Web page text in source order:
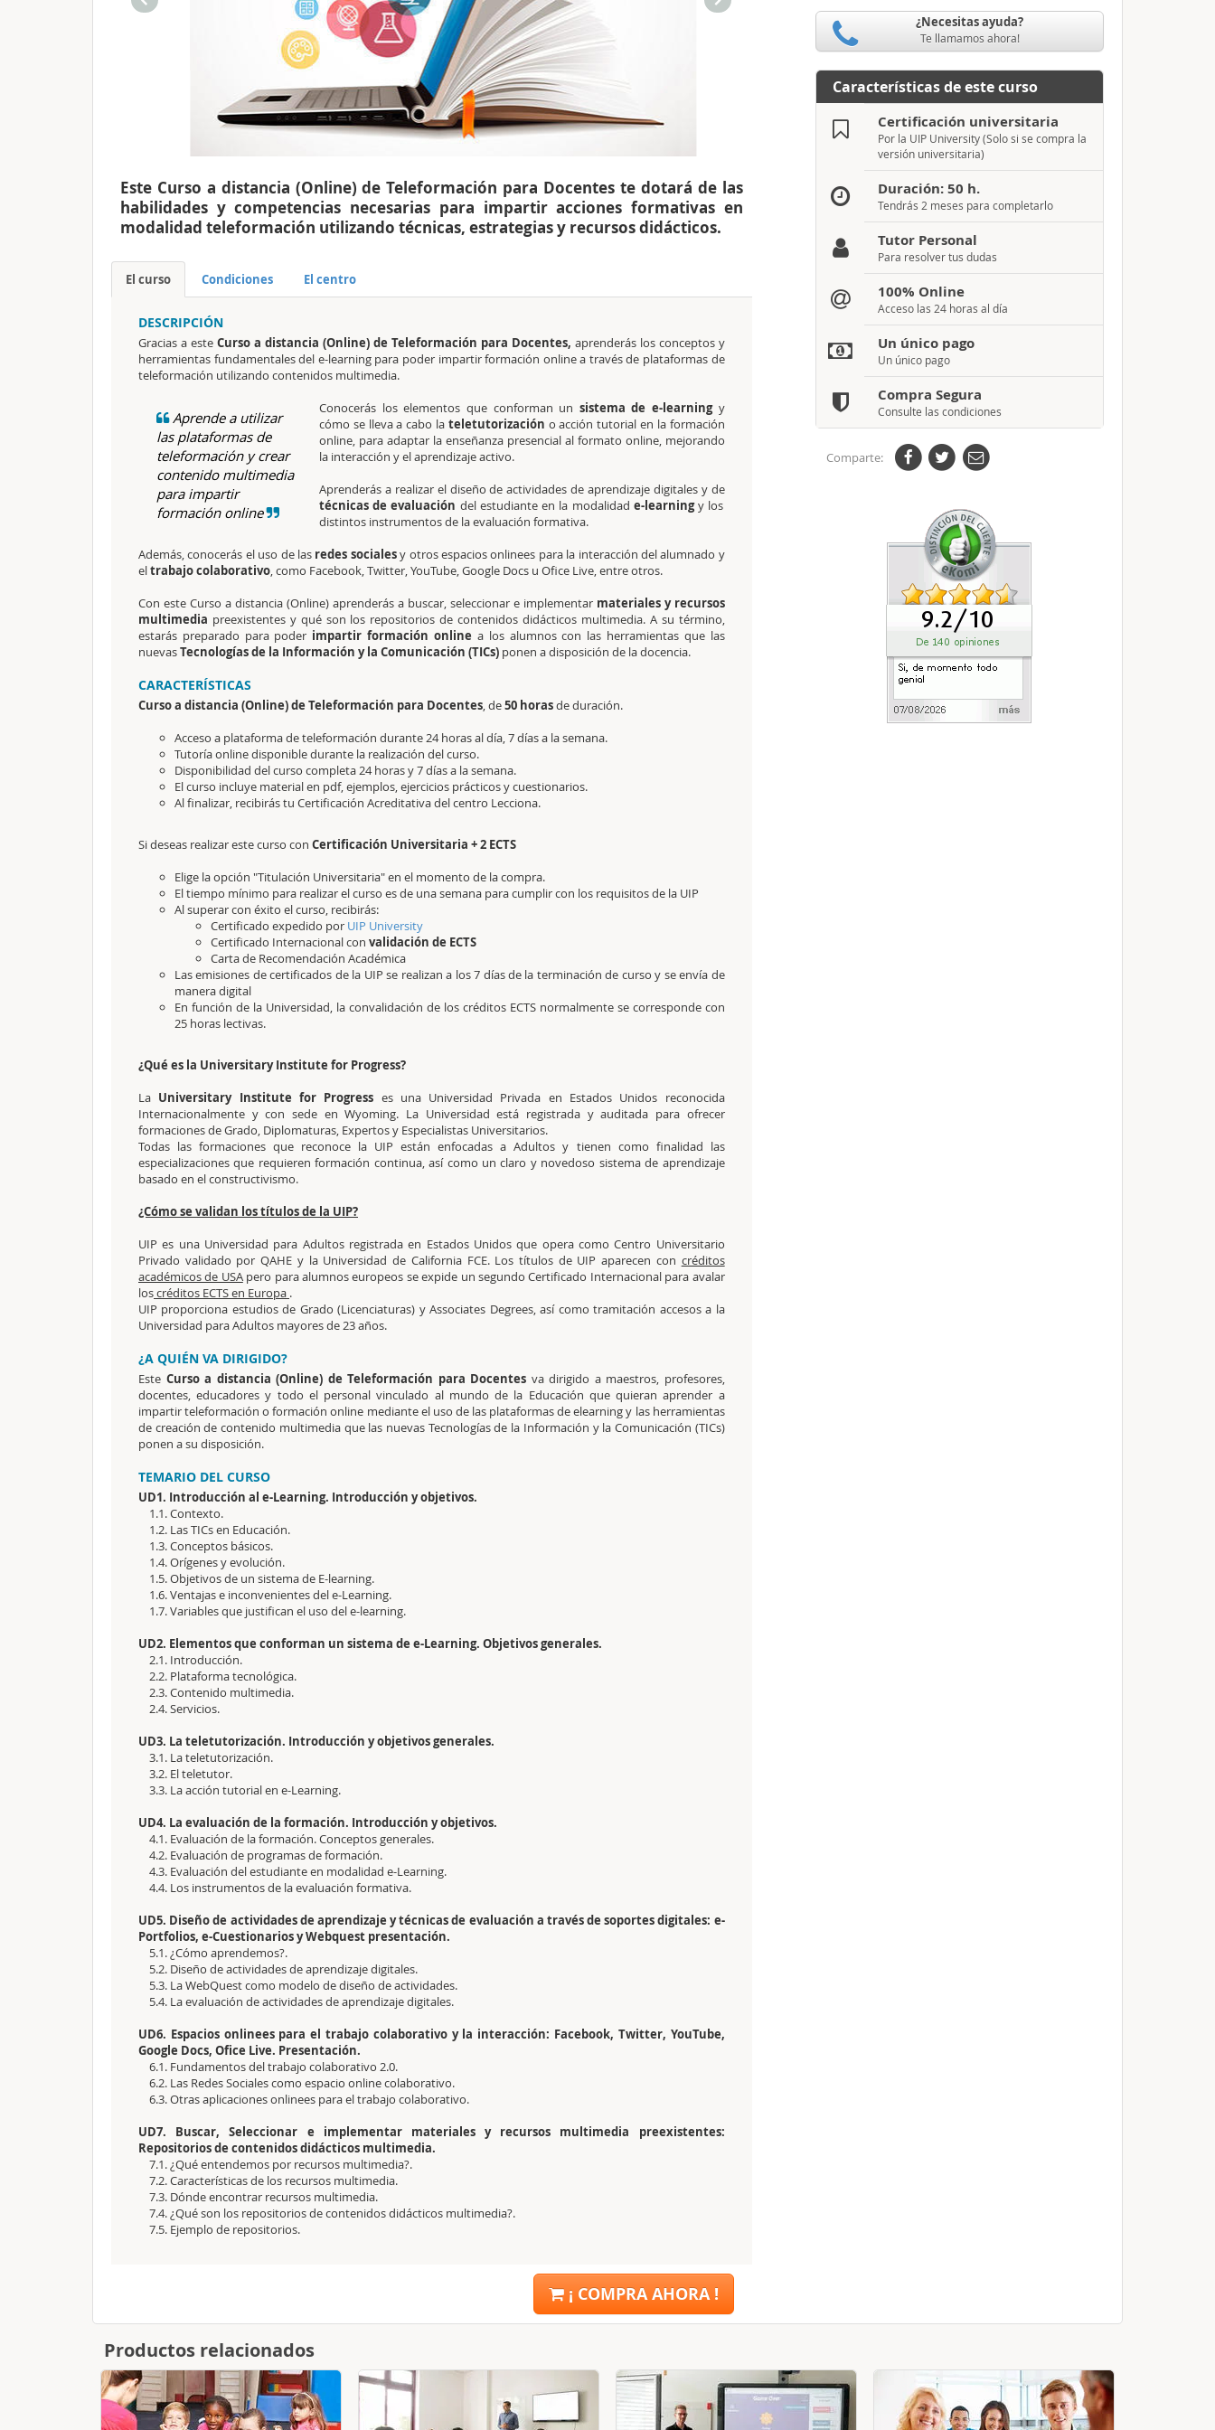
Este Curso a distancia (Online) de Teleformación para Docentes te dotará de las
habilidades y competencias necesarias para impartir acciones formativas en
modalidad teleformación utilizando técnicas, estrategias y recursos didácticos.
El curso Condiciones El centro
DESCRIPCIÓN
Gracias a este Curso a distancia (Online) de Teleformación para Docentes, aprenderás los conceptos y
herramientas fundamentales del e-learning para poder impartir formación online a través de plataformas de
teleformación utilizando contenidos multimedia.
Aprende a utilizar
las plataformas de
teleformación y crear
contenido multimedia
para impartir
formación online
Conocerás los elementos que conforman un sistema de e-learningy
cómo se lleva a cabo la teletutorización o acción tutorial en la formación
online, para adaptar la enseñanza presencial al formato online, mejorando
la interacción y el aprendizaje activo.
Aprenderás a realizar el diseño de actividades de aprendizaje digitales y de
técnicas de evaluación del estudiante en la modalidad e-learningy los
distintos instrumentos de la evaluación formativa.
Además, conocerás el uso de lasredes socialesy otros espacios onlinees para la interacción del alumnado y
eltrabajo colaborativo, como Facebook, Twitter, YouTube, Google Docs u Ofice Live, entre otros.
Con este Curso a distancia (Online) aprenderás a buscar, seleccionar e implementar materiales y recursos
multimedia preexistentes y qué son los repositorios de contenidos didácticos multimedia. A su término,
estarás preparado para poder impartir formación online a los alumnos con las herramientas que las
nuevasTecnologías de la Información y la Comunicación (TICs) ponen a disposición de la docencia.
CARACTERÍSTICAS
Curso a distancia (Online) de Teleformación para Docentes, de50 horasde duración.
Acceso a plataforma de teleformación durante 24 horas al día, 7 días a la semana.
Tutoría online disponible durante la realización del curso.
Disponibilidad del curso completa 24 horas y 7 días a la semana.
El curso incluye material en pdf, ejemplos, ejercicios prácticos y cuestionarios.
Al finalizar, recibirás tu Certificación Acreditativa del centro Lecciona.
Si deseas realizar este curso con Certificación Universitaria + 2 ECTS
Elige la opción "Titulación Universitaria" en el momento de la compra.
El tiempo mínimo para realizar el curso es de una semana para cumplir con los requisitos de la UIP
Al superar con éxito el curso, recibirás:
Certificado expedido por UIP University
Certificado Internacional con validación de ECTS
Carta de Recomendación Académica
Las emisiones de certificados de la UIP se realizan a los 7 días de la terminación de curso y se envía de
manera digital
En función de la Universidad, la convalidación de los créditos ECTS normalmente se corresponde con
25 horas lectivas.
¿Qué es la Universitary Institute for Progress?
La Universitary Institute for Progress es una Universidad Privada en Estados Unidos reconocida
Internacionalmente y con sede en Wyoming. La Universidad está registrada y auditada para ofrecer
formaciones de Grado, Diplomaturas, Expertos y Especialistas Universitarios.
Todas las formaciones que reconoce la UIP están enfocadas a Adultos y tienen como finalidad las
especializaciones que requieren formación continua, así como un claro y novedoso sistema de aprendizaje
basado en el constructivismo.
¿Cómo se validan los títulos de la UIP?
UIP es una Universidad para Adultos registrada en Estados Unidos que opera como Centro Universitario
Privado validado por QAHE y la Universidad de California FCE. Los títulos de UIP aparecen con créditos
académicos de USApero para alumnos europeos se expide un segundo Certificado Internacional para avalar
loscréditos ECTS en Europa .
UIP proporciona estudios de Grado (Licenciaturas) y Associates Degrees, así como tramitación accesos a la
Universidad para Adultos mayores de 23 años.
¿A QUIÉN VA DIRIGIDO?
Este Curso a distancia (Online) de Teleformación para Docentes va dirigido a maestros, profesores,
docentes, educadores y todo el personal vinculado al mundo de la Educación que quieran aprender a
impartir teleformación o formación online mediante el uso de las plataformas de elearning y las herramientas
de creación de contenido multimedia que las nuevas Tecnologías de la Información y la Comunicación (TICs)
ponen a su disposición.
TEMARIO DEL CURSO
UD1. Introducción al e-Learning. Introducción y objetivos.
1.1. Contexto.
1.2. Las TICs en Educación.
1.3. Conceptos básicos.
1.4. Orígenes y evolución.
1.5. Objetivos de un sistema de E-learning.
1.6. Ventajas e inconvenientes del e-Learning.
1.7. Variables que justifican el uso del e-learning.
UD2. Elementos que conforman un sistema de e-Learning. Objetivos generales.
2.1. Introducción.
2.2. Plataforma tecnológica.
2.3. Contenido multimedia.
2.4. Servicios.
UD3. La teletutorización. Introducción y objetivos generales.
3.1. La teletutorización.
3.2. El teletutor.
3.3. La acción tutorial en e-Learning.
UD4. La evaluación de la formación. Introducción y objetivos.
4.1. Evaluación de la formación. Conceptos generales.
4.2. Evaluación de programas de formación.
4.3. Evaluación del estudiante en modalidad e-Learning.
4.4. Los instrumentos de la evaluación formativa.
UD5. Diseño de actividades de aprendizaje y técnicas de evaluación a través de soportes digitales: e-
Portfolios, e-Cuestionarios y Webquest presentación.
5.1. ¿Cómo aprendemos?.
5.2. Diseño de actividades de aprendizaje digitales.
5.3. La WebQuest como modelo de diseño de actividades.
5.4. La evaluación de actividades de aprendizaje digitales.
UD6. Espacios onlinees para el trabajo colaborativo y la interacción: Facebook, Twitter, YouTube,
Google Docs, Ofice Live. Presentación.
6.1. Fundamentos del trabajo colaborativo 2.0.
6.2. Las Redes Sociales como espacio online colaborativo.
6.3. Otras aplicaciones onlinees para el trabajo colaborativo.
UD7. Buscar, Seleccionar e implementar materiales y recursos multimedia preexistentes:
Repositorios de contenidos didácticos multimedia.
7.1. ¿Qué entendemos por recursos multimedia?.
7.2. Características de los recursos multimedia.
7.3. Dónde encontrar recursos multimedia.
7.4. ¿Qué son los repositorios de contenidos didácticos multimedia?.
7.5. Ejemplo de repositorios.
¡ COMPRA AHORA !
¿Necesitas ayuda?
Te llamamos ahora!
Características de este curso
Certificación universitaria
Por la UIP University (Solo si se compra la
versión universitaria)
Duración: 50 h.
Tendrás 2 meses para completarlo
Tutor Personal
Para resolver tus dudas
100% Online
Acceso las 24 horas al día
Un único pago
Un único pago
Compra Segura
Consulte las condiciones
Comparte:
Productos relacionados